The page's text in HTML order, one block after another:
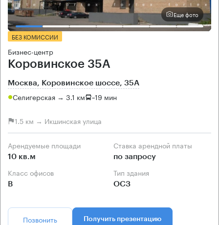
Еще фото
БЕЗ КОМИССИИ
Бизнес-центр
Коровинское 35А
Москва, Коровинское шоссе, 35А
Селигерская → 3.1 км ~19 мин
1.5 км → Икшинская улица
Арендуемые площади
10 кв.м
Ставка арендной платы
по запросу
Класс офисов
B
Тип здания
ОСЗ
Позвонить Получить презентацию